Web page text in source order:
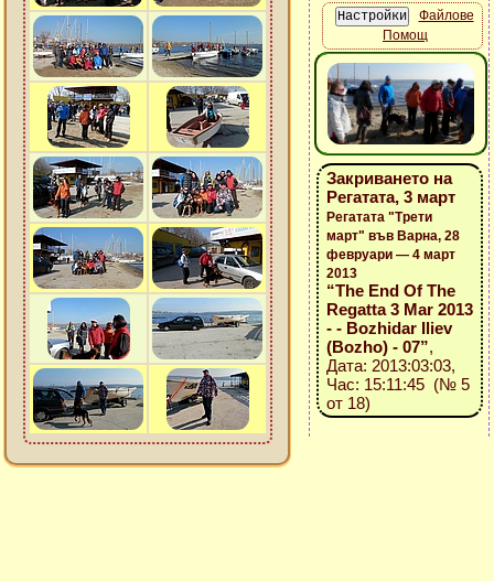
Файлове
Помощ
Закриването на
Регатата, 3 март
Регатата "Трети
март" във Варна, 28
февруари — 4 март
2013
“The End Of The
Regatta 3 Mar 2013
- - Bozhidar Iliev
(Bozho) - 07”,
Дата: 2013:03:03,
Час: 15:11:45 (№ 5
от 18)